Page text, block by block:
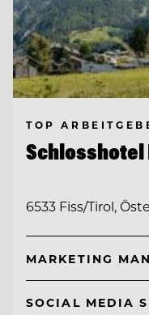
TOP
Schlosshotel
6533 Fiss/Tirol,
MARKETING
SOCIAL MEDIA